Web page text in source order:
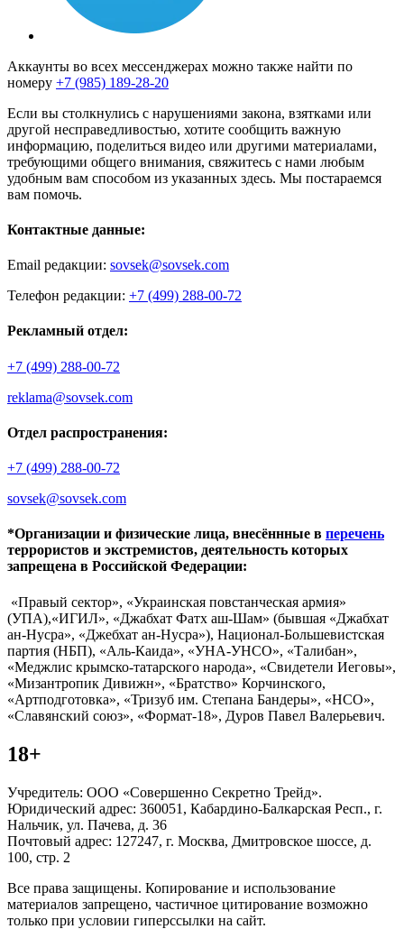
Аккаунты во всех мессенджерах можно также найти по
номеру +7 (985) 189-28-20
Если вы столкнулись с нарушениями закона, взятками или
другой несправедливостью, хотите сообщить важную
информацию, поделиться видео или другими материалами,
требующими общего внимания, свяжитесь с нами любым
удобным вам способом из указанных здесь. Мы постараемся
вам помочь.
Контактные данные:
Email редакции: sovsek@sovsek.com
Телефон редакции: +7 (499) 288-00-72
Рекламный отдел:
+7 (499) 288-00-72
reklama@sovsek.com
Отдел распространения:
+7 (499) 288-00-72
sovsek@sovsek.com
*Организации и физические лица, внесённные в перечень
террористов и экстремистов, деятельность которых
запрещена в Российской Федерации:
«Правый сектор», «Украинская повстанческая армия»
(УПА),«ИГИЛ», «Джабхат Фатх аш-Шам» (бывшая «Джабхат
ан-Нусра», «Джебхат ан-Нусра»), Национал-Большевистская
партия (НБП), «Аль-Каида», «УНА-УНСО», «Талибан»,
«Меджлис крымско-татарского народа», «Свидетели Иеговы»,
«Мизантропик Дивижн», «Братство» Корчинского,
«Артподготовка», «Тризуб им. Степана Бандеры», «НСО»,
«Славянский союз», «Формат-18», Дуров Павел Валерьевич.
18+
Учредитель: ООО «Совершенно Секретно Трейд».
Юридический адрес: 360051, Кабардино-Балкарская Респ., г.
Нальчик, ул. Пачева, д. 36
Почтовый адрес: 127247, г. Москва, Дмитровское шоссе, д.
100, стр. 2
Все права защищены. Копирование и использование
материалов запрещено, частичное цитирование возможно
только при условии гиперссылки на сайт.